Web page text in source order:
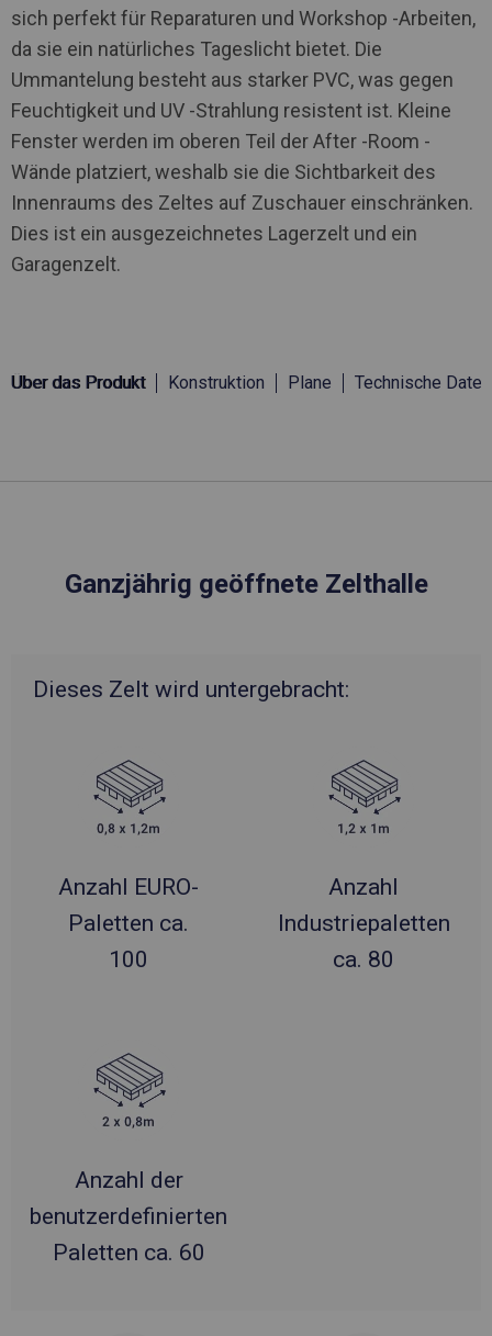
sich perfekt für Reparaturen und Workshop -Arbeiten,
da sie ein natürliches Tageslicht bietet. Die
Ummantelung besteht aus starker PVC, was gegen
Feuchtigkeit und UV -Strahlung resistent ist. Kleine
Fenster werden im oberen Teil der After -Room -
Wände platziert, weshalb sie die Sichtbarkeit des
Innenraums des Zeltes auf Zuschauer einschränken.
Dies ist ein ausgezeichnetes Lagerzelt und ein
Garagenzelt.
Über das Produkt Konstruktion Plane Technische Daten
Ganzjährig geöffnete Zelthalle
Dieses Zelt wird untergebracht:
Anzahl EURO-
Paletten ca.
100
Anzahl
Industriepaletten
ca. 80
Anzahl der
benutzerdefinierten
Paletten ca. 60